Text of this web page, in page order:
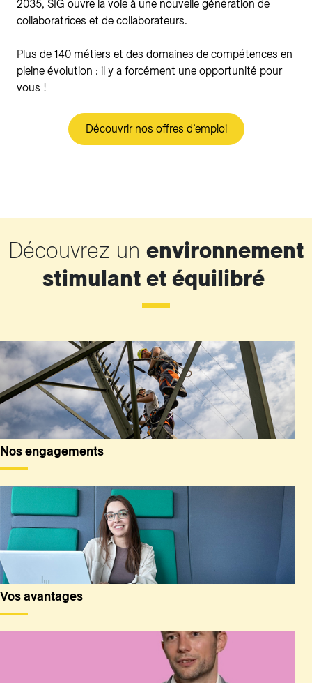
2035, SIG ouvre la voie à une nouvelle génération de
collaboratrices et de collaborateurs.
Plus de 140 métiers et des domaines de compétences en
pleine évolution : il y a forcément une opportunité pour
vous !
Découvrir nos offres d’emploi
Découvrez un environnement
stimulant et équilibré
Nos engagements
Vos avantages